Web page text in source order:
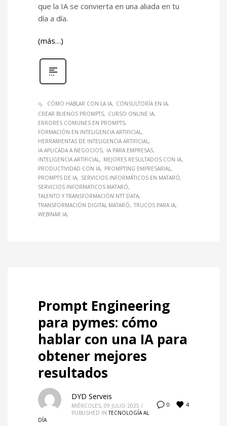
que la IA se convierta en una aliada en tu
día a día.
(más…)
CÓMO HABLAR CON LA IA
CONSULTORÍA EN IA
CREAR BUENOS PROMPTS
CURSO ONLINE IA
ERRORES COMUNES EN PROMPTS
FORMACIÓN EN INTELIGENCIA ARTIFICIAL
HERRAMIENTAS DE INTELIGENCIA ARTIFICIAL
IA APLICADA A NEGOCIOS
IA PARA EMPRESAS
INTELIGENCIA ARTIFICIAL
MEJORES RESULTADOS CON IA
PRODUCTIVIDAD CON IA
PROMPTING EMPRESARIAL
PROMPTS DE IA
SERVICIOS INFORMÁTICOS EN MATARÓ
SERVICIOS INFORMATICOS MATARÓ
TALENTO Y TRANSFORMACIÓN NTT DATA
TRANSFORMACIÓN DIGITAL MATARÓ
TRUCOS PARA IA
WEBINAR IA
Prompt Engineering
para pymes: cómo
hablar con una IA para
obtener mejores
resultados
0 4
DYD Serveis
MIÉRCOLES, 09 JULIO 2025 /
PUBLISHED IN TECNOLOGÍA AL
DÍA